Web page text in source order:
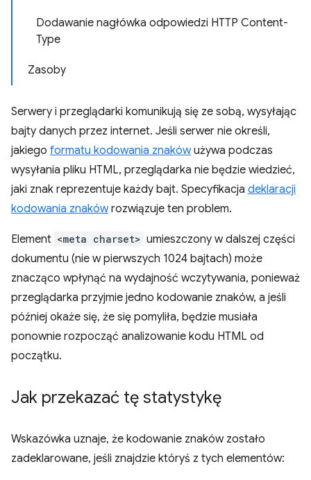
Dodawanie nagłówka odpowiedzi HTTP Content-
Type
Zasoby
Serwery i przeglądarki komunikują się ze sobą, wysyłając
bajty danych przez internet. Jeśli serwer nie określi,
jakiego formatu kodowania znakówużywa podczas
wysyłania pliku HTML, przeglądarka nie będzie wiedzieć,
jaki znak reprezentuje każdy bajt. Specyfikacja deklaracji
kodowania znakówrozwiązuje ten problem.
Element <meta charset> umieszczony w dalszej części
dokumentu (nie w pierwszych 1024 bajtach) może
znacząco wpłynąć na wydajność wczytywania, ponieważ
przeglądarka przyjmie jedno kodowanie znaków, a jeśli
później okaże się, że się pomyliła, będzie musiała
ponownie rozpocząć analizowanie kodu HTML od
początku.
Jak przekazać tę statystykę
Wskazówka uznaje, że kodowanie znaków zostało
zadeklarowane, jeśli znajdzie któryś z tych elementów: